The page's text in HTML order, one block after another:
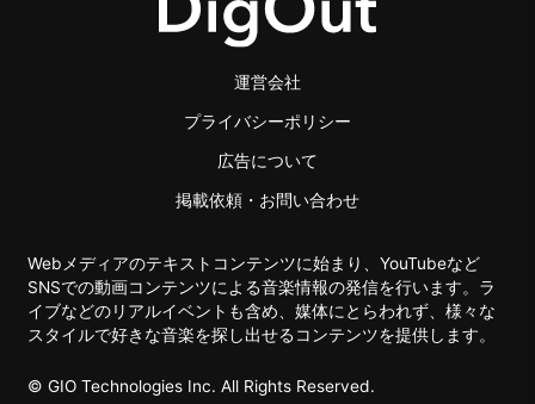
運営会社
プライバシーポリシー
広告について
掲載依頼・お問い合わせ
Webメディアのテキストコンテンツに始まり、YouTubeなど
SNSでの動画コンテンツによる音楽情報の発信を行います。ラ
イブなどのリアルイベントも含め、媒体にとらわれず、様々な
スタイルで好きな音楽を探し出せるコンテンツを提供します。
© GIO Technologies Inc. All Rights Reserved.